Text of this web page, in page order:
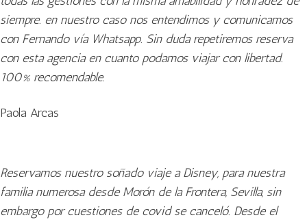
siempre. en nuestro caso nos entendimos y comunicamos
con Fernando vía Whatsapp. Sin duda repetiremos reserva
con esta agencia en cuanto podamos viajar con libertad.
100% recomendable.
Paola Arcas
Reservamos nuestro soñado viaje a Disney, para nuestra
familia numerosa desde Morón de la Frontera, Sevilla, sin
embargo por cuestiones de covid se canceló. Desde el